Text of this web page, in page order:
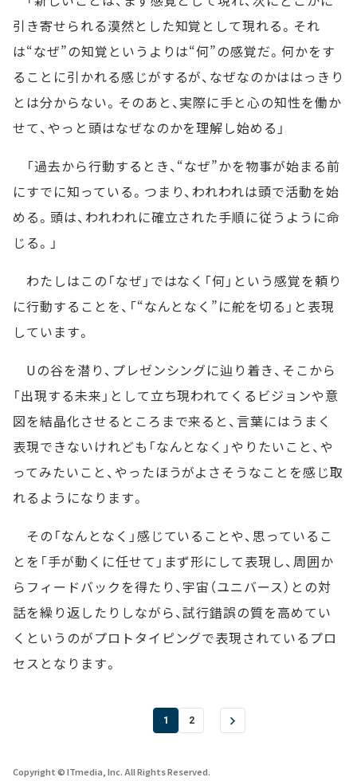
引き寄せられる漠然とした知覚として現れる。それ
は“なぜ”の知覚というよりは“何”の感覚だ。何かをす
ることに引かれる感じがするが、なぜなのかははっきり
とは分からない。そのあと、実際に手と心の知性を働か
せて、やっと頭はなぜなのかを理解し始める」
「過去から行動するとき、“なぜ”かを物事が始まる前
にすでに知っている。つまり、われわれは頭で活動を始
める。頭は、われわれに確立された手順に従うように命
じる。」
わたしはこの「なぜ」ではなく「何」という感覚を頼り
に行動することを、「“なんとなく”に舵を切る」と表現
しています。
Uの谷を潜り、プレゼンシングに辿り着き、そこから
「出現する未来」として立ち現われてくるビジョンや意
図を結晶化させるところまで来ると、言葉にはうまく
表現できないけれども「なんとなく」やりたいこと、や
ってみたいこと、やったほうがよさそうなことを感じ取
れるようになります。
その「なんとなく」感じていることや、思っているこ
とを「手が動くに任せて」まず形にして表現し、周囲か
らフィードバックを得たり、宇宙（ユニバース）との対
話を繰り返したりしながら、試行錯誤の質を高めてい
くというのがプロトタイピングで表現されているプロ
セスとなります。
1 2
Copyright © ITmedia, Inc. All Rights Reserved.